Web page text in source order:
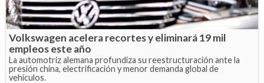
Volkswagen acelera recortes y eliminará 19 mil
empleos este año
La automotriz alemana profundiza su reestructuración ante la
presión china, electrificación y menor demanda global de
vehículos.